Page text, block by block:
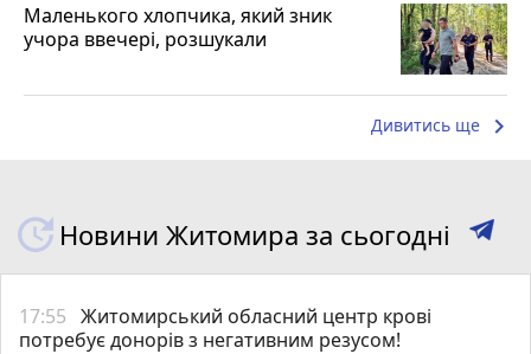
Маленького хлопчика, який зник
учора ввечері, розшукали
Дивитись ще keyboard_arrow_right
Новини Житомира за сьогодні
17:55 Житомирський обласний центр крові
потребує донорів з негативним резусом!